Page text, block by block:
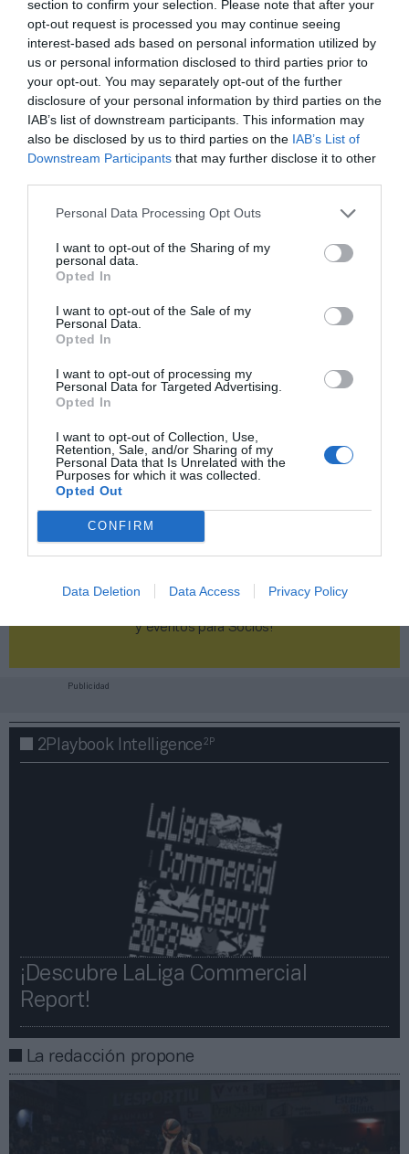
section to confirm your selection. Please note that after your
opt-out request is processed you may continue seeing
interest-based ads based on personal information utilized by
us or personal information disclosed to third parties prior to
your opt-out. You may separately opt-out of the further
disclosure of your personal information by third parties on the
IAB’s list of downstream participants. This information may
also be disclosed by us to third parties on the IAB’s List of
Downstream Participants that may further disclose it to other
Personal Data Processing Opt Outs
I want to opt-out of the Sharing of my
personal data.
Opted In
I want to opt-out of the Sale of my
Personal Data.
Opted In
I want to opt-out of processing my
Personal Data for Targeted Advertising.
Opted In
I want to opt-out of Collection, Use,
Retention, Sale, and/or Sharing of my
Personal Data that Is Unrelated with the
Purposes for which it was collected.
Opted Out
CONFIRM
Data Deletion Data Access Privacy Policy
Índex2P
Nike
Adidas
Publicidad
2Playbook Club2P
y eventos para Socios!​​​​​​​
Publicidad
2Playbook Intelligence2P
¡Descubre LaLiga Commercial
Report!​​
La redacción propone